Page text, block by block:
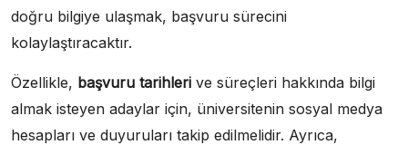
doğru bilgiye ulaşmak, başvuru sürecini
kolaylaştıracaktır.
Özellikle, başvuru tarihleri ve süreçleri hakkında bilgi
almak isteyen adaylar için, üniversitenin sosyal medya
hesapları ve duyuruları takip edilmelidir. Ayrıca,